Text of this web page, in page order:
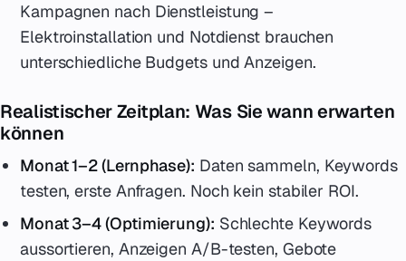
Kampagnen nach Dienstleistung –
Elektroinstallation und Notdienst brauchen
unterschiedliche Budgets und Anzeigen.
Realistischer Zeitplan: Was Sie wann erwarten
können
Monat 1–2 (Lernphase): Daten sammeln, Keywords
testen, erste Anfragen. Noch kein stabiler ROI.
Monat 3–4 (Optimierung): Schlechte Keywords
aussortieren, Anzeigen A/B-testen, Gebote